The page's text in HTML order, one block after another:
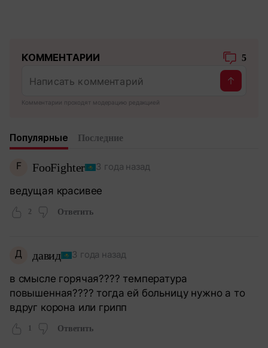
КОММЕНТАРИИ 5
Комментарии проходят модерацию редакцией
Популярные Последние
F FooFighter 3 года назад
ведущая красивее
2 Ответить
Д давид 3 года назад
в смысле горячая???? температура
повышенная???? тогда ей больницу нужно а то
вдруг корона или грипп
Ответить